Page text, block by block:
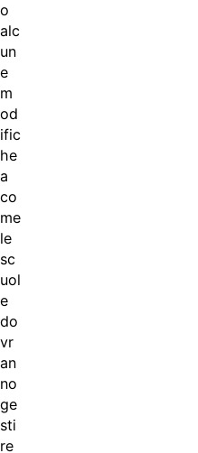
o
alc
un
e
m
od
ific
he
a
co
me
le
sc
uol
e
do
vr
an
no
ge
sti
re